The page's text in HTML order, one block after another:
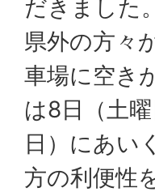
だきました
県外の方々
車場に空き
は8日（土
日）にあい
方の利便性